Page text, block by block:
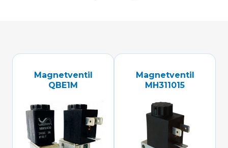
Magnetventil
QBE1M
Magnetventil
MH311015